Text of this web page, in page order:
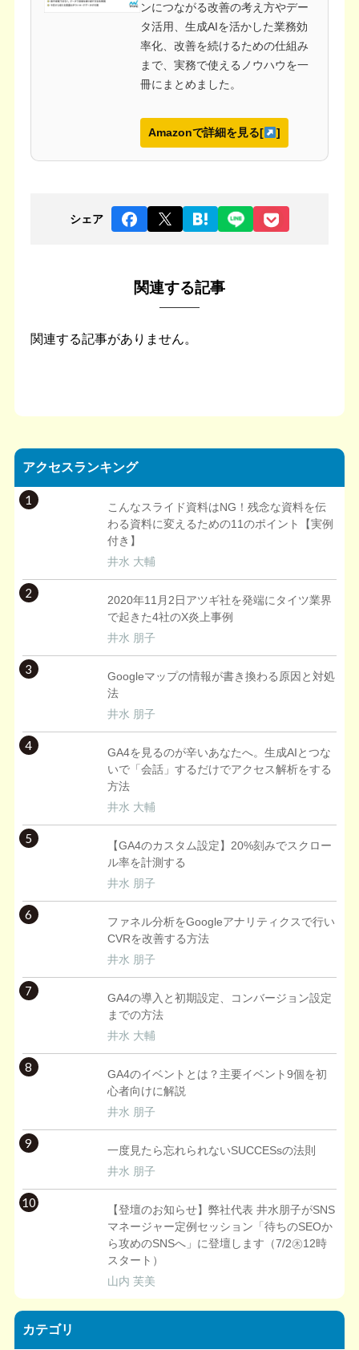
ンにつながる改善の考え方やデー
タ活用、生成AIを活かした業務効
率化、改善を続けるための仕組み
まで、実務で使えるノウハウを一
冊にまとめました。
Amazonで詳細を見る[ ]
シェア
関連する記事
関連する記事がありません。
アクセスランキング
1
こんなスライド資料はNG！残念な資料を伝
わる資料に変えるための11のポイント【実例
付き】
井水 大輔
2
2020年11月2日アツギ社を発端にタイツ業界
で起きた4社のX炎上事例
井水 朋子
3
Googleマップの情報が書き換わる原因と対処
法
井水 朋子
4
GA4を見るのが辛いあなたへ。生成AIとつな
いで「会話」するだけでアクセス解析をする
方法
井水 大輔
5
【GA4のカスタム設定】20%刻みでスクロー
ル率を計測する
井水 朋子
6
ファネル分析をGoogleアナリティクスで行い
CVRを改善する方法
井水 朋子
7
GA4の導入と初期設定、コンバージョン設定
までの方法
井水 大輔
8
GA4のイベントとは？主要イベント9個を初
心者向けに解説
井水 朋子
9
一度見たら忘れられないSUCCESsの法則
井水 朋子
10
【登壇のお知らせ】弊社代表 井水朋子がSNS
マネージャー定例セッション「待ちのSEOか
ら攻めのSNSへ」に登壇します（7/2㊍12時
スタート）
山内 芙美
カテゴリ